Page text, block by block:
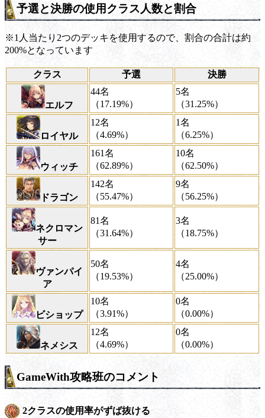
予選と決勝の使用クラス人数と割合
※1人当たり2つのデッキを使用するので、割合の合計は約
200%となっています
クラス 予選 決勝
エルフ
44名
（17.19%）
5名
（31.25%）
ロイヤル
12名
（4.69%）
1名
（6.25%）
ウィッチ
161名
（62.89%）
10名
（62.50%）
ドラゴン
142名
（55.47%）
9名
（56.25%）
ネクロマン
サー
81名
（31.64%）
3名
（18.75%）
ヴァンパイ
ア
50名
（19.53%）
4名
（25.00%）
ビショップ
10名
（3.91%）
0名
（0.00%）
ネメシス
12名
（4.69%）
0名
（0.00%）
GameWith攻略班のコメント
2クラスの使用率がずば抜ける